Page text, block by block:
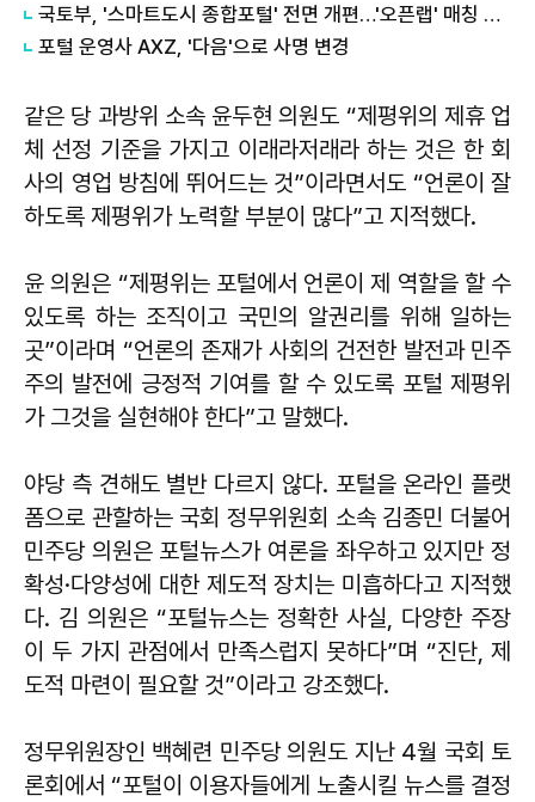
국토부, '스마트도시 종합포털' 전면 개편…'오픈랩' 매칭 서비스 신설
포털 운영사 AXZ, '다음'으로 사명 변경
같은 당 과방위 소속 윤두현 의원도 “제평위의 제휴 업
체 선정 기준을 가지고 이래라저래라 하는 것은 한 회
사의 영업 방침에 뛰어드는 것”이라면서도 “언론이 잘
하도록 제평위가 노력할 부분이 많다”고 지적했다.
윤 의원은 “제평위는 포털에서 언론이 제 역할을 할 수
있도록 하는 조직이고 국민의 알권리를 위해 일하는
곳”이라며 “언론의 존재가 사회의 건전한 발전과 민주
주의 발전에 긍정적 기여를 할 수 있도록 포털 제평위
가 그것을 실현해야 한다”고 말했다.
야당 측 견해도 별반 다르지 않다. 포털을 온라인 플랫
폼으로 관할하는 국회 정무위원회 소속 김종민 더불어
민주당 의원은 포털뉴스가 여론을 좌우하고 있지만 정
확성·다양성에 대한 제도적 장치는 미흡하다고 지적했
다. 김 의원은 “포털뉴스는 정확한 사실, 다양한 주장
이 두 가지 관점에서 만족스럽지 못하다”며 “진단, 제
도적 마련이 필요할 것”이라고 강조했다.
정무위원장인 백혜련 민주당 의원도 지난 4월 국회 토
론회에서 “포털이 이용자들에게 노출시킬 뉴스를 결정